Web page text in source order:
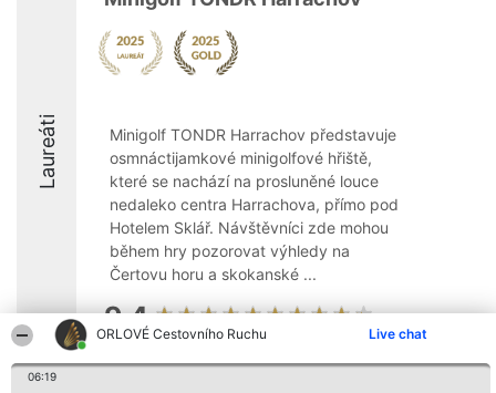
ORLOVÉ Cestovního Ruchu Live chat
06:19
Laureáti
Minigolf TONDR Harrachov představuje
osmnáctijamkové minigolfové hřiště,
které se nachází na prosluněné louce
nedaleko centra Harrachova, přímo pod
Hotelem Sklář. Návštěvníci zde mohou
během hry pozorovat výhledy na
Čertovu horu a skokanské ...
9.4